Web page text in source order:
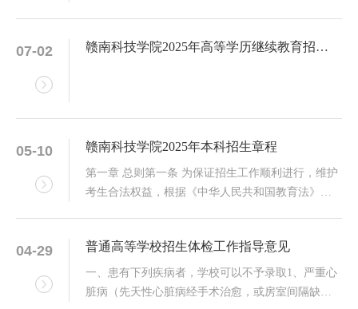
本章程。第二条 本章程是学校向社会公布有关招生
厅批准并正式下达的全日制普通本科招生计划。...
07-02 赣南科技学院2025年高等学历继续教育招生简章
05-10 赣南科技学院2025年本科招生章程
第一章 总则第一条 为保证招生工作顺利进行，维护
考生合法权益，根据《中华人民共和国教育法》
程。第二条 本章程是学校向社会公布有关招生政
策、规定及相关信息的主要形式，是学校开展招生
工作的主要依据，本章程适用于学校2025年全日制
04-29 普通高等学校招生体检工作指导意见
一、患有下列疾病者，学校可以不予录取1、严重心
脏病（先天性心脏病经手术治愈，或房室间隔缺损